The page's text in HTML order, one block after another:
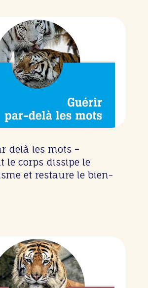
delà les mots –
le corps dissipe le
et restaure le bien-